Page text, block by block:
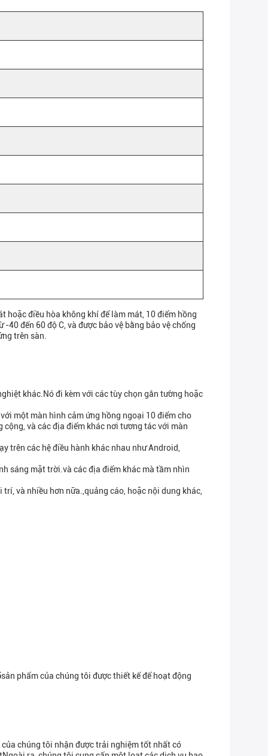
điều hòa không khí để làm mát, 10 điểm hồng
đến 60 độ C, và được bảo vệ bằng bảo vệ chống
trên sàn.
khác.Nó đi kèm với các tùy chọn gắn tường hoặc
một màn hình cảm ứng hồng ngoại 10 điểm cho
và các địa điểm khác nơi tương tác với màn
trên các hệ điều hành khác nhau như Android,
sáng mặt trời.và các địa điểm khác mà tầm nhìn
và nhiều hơn nữa.,quảng cáo, hoặc nội dung khác,
sản phẩm của chúng tôi được thiết kế để hoạt động
chúng tôi nhận được trải nghiệm tốt nhất có